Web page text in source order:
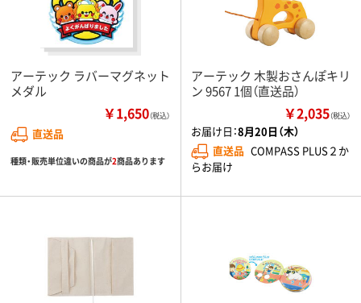
アーテック ラバーマグネット
メダル
￥1,650（税込）
直送品
種類・販売単位違いの商品が2商品あります
アーテック 木製おさんぽキリ
ン 9567 1個（直送品）
￥2,035（税込）
お届け日：8月20日（木）
直送品 COMPASS PLUS２か
らお届け